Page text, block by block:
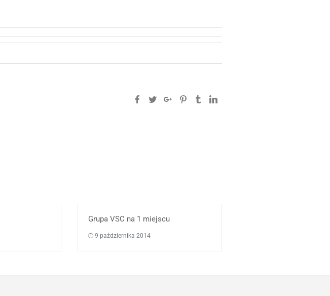
Grupa VSC na 1 miejscu
9 października 2014